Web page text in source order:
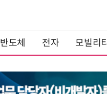
반도체 전자 모빌리티